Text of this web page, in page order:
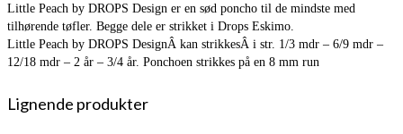
Little Peach by DROPS Design er en sød poncho til de mindste med
tilhørende tøfler. Begge dele er strikket i Drops Eskimo.
Little Peach by DROPS DesignÂ kan strikkesÂ i str. 1/3 mdr – 6/9 mdr –
12/18 mdr – 2 år – 3/4 år. Ponchoen strikkes på en 8 mm run
Lignende produkter